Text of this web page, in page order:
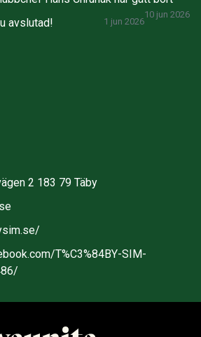
10 jun 2026
avslutad! 1 jun 2026
2 183 79 Täby
T%C3%84BY-SIM-